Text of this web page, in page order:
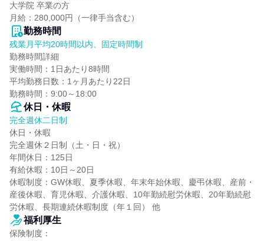
大学院 卒業の方
月給：280,000円（一律手当含む）
勤務時間
残業月平均20時間以内、固定時間制
勤務時間詳細
実働時間：1日あたり8時間
平均勤務日数：1ヶ月あたり22日
勤務時間：9:00～18:00
休日・休暇
完全週休二日制
休日・休暇
完全週休２日制（土・日・祝）
年間休日：125日
有給休暇：10日～20日
休暇制度：GW休暇、夏季休暇、年末年始休暇、慶弔休暇、産前・
産後休暇、育児休暇、介護休暇、10年勤続慰労休暇、20年勤続慰
労休暇、長期連続休暇制度（年１回） 他
福利厚生
保険制度：